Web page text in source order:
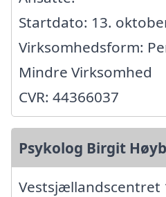
Startdato: 13.
Virksomhedsform:
Mindre Virksomhed
CVR: 44366037
Psykolog Birgit
Vestsjællandscentret